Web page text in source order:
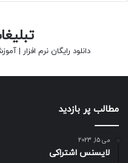
دانلود رایگان نرم افزار |
مطالب پر بازدید
می 15, 2023
لایسنس اشتراکی